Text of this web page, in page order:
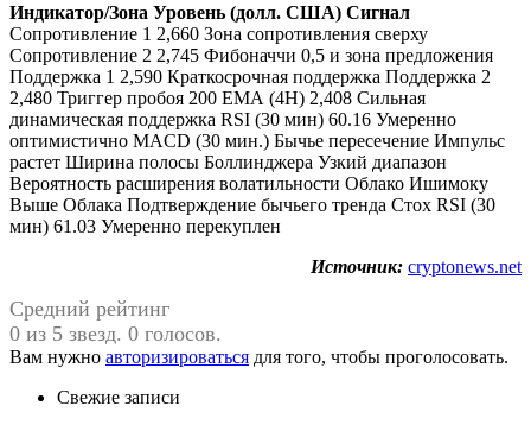
Индикатор/Зона Уровень (долл. США) Сигнал
Сопротивление 1 2,660 Зона сопротивления сверху
Сопротивление 2 2,745 Фибоначчи 0,5 и зона предложения
Поддержка 1 2,590 Краткосрочная поддержка Поддержка 2
2,480 Триггер пробоя 200 ЕМА (4H) 2,408 Сильная
динамическая поддержка RSI (30 мин) 60.16 Умеренно
оптимистично MACD (30 мин.) Бычье пересечение Импульс
растет Ширина полосы Боллинджера Узкий диапазон
Вероятность расширения волатильности Облако Ишимоку
Выше Облака Подтверждение бычьего тренда Стох RSI (30
мин) 61.03 Умеренно перекуплен
Источник: cryptonews.net
Средний рейтинг
0 из 5 звезд. 0 голосов.
Вам нужно авторизироваться для того, чтобы проголосовать.
Свежие записи